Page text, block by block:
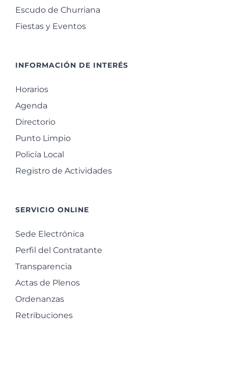
Escudo de Churriana
Fiestas y Eventos
INFORMACIÓN DE INTERÉS
Horarios
Agenda
Directorio
Punto Limpio
Policía Local
Registro de Actividades
SERVICIO ONLINE
Sede Electrónica
Perfil del Contratante
Transparencia
Actas de Plenos
Ordenanzas
Retribuciones